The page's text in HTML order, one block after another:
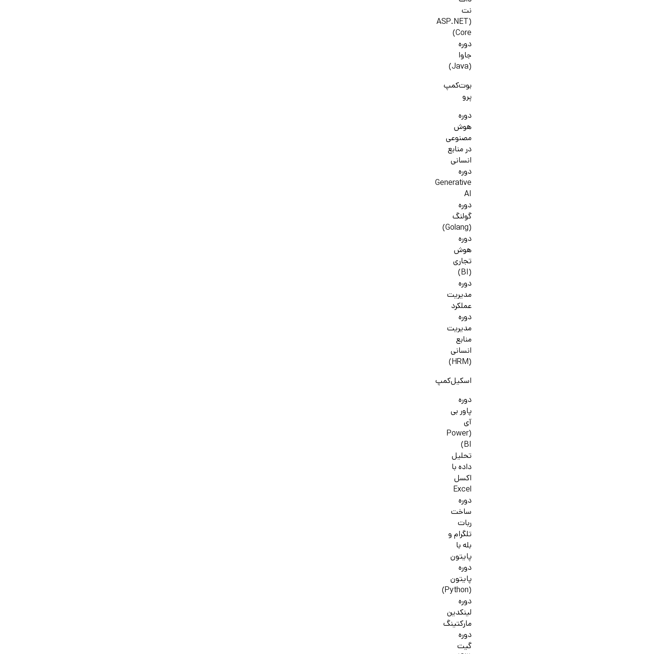
نت
(ASP.NET
Core)
دوره
جاوا
(Java)
بوت‌کمپ
پرو
دوره
هوش
مصنوعی
در منابع
انسانی
دوره
Generative
AI
دوره
گولنگ
(Golang)
دوره
هوش
تجاری
(BI)
دوره
مدیریت
عملکرد
دوره
مدیریت
منابع
انسانی
(HRM)
اسکیل‌کمپ
دوره
پاور بی
آی
(Power
BI)
تحلیل
داده با
اکسل
Excel
دوره
ساخت
ربات
تلگرام و
بله با
پایتون
دوره
پایتون
(Python)
دوره
لینکدین
مارکتینگ
دوره
گیت